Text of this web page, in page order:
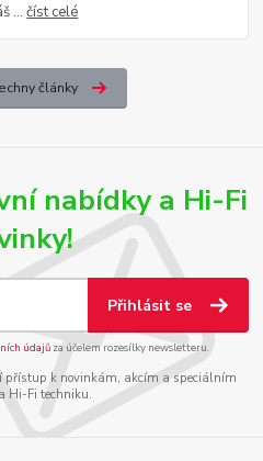
...číst celé
články
nabídky a Hi-Fi
Přihlásit se
údajůza účelem rozesílky newsletteru.
přístup k novinkám, akcím a speciálním
Hi-Fi techniku.